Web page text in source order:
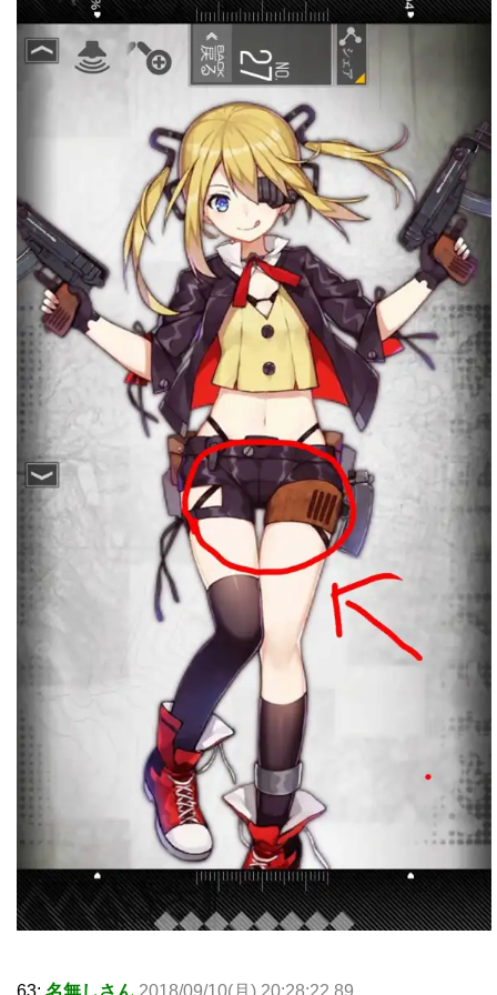
63: 名無しさん 2018/09/10(月) 20:28:22.89